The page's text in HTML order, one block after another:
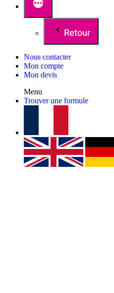
Retour
Nous contacter
Mon compte
Mon devis
Menu
Trouver une formule